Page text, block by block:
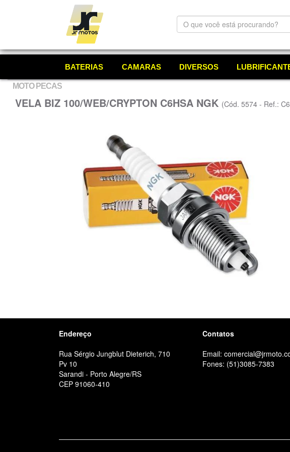
O
que
está
BATERIAS CAMARAS DIVERSOS
MOTO PECAS
VELA BIZ 100/WEB/CRYPTON C6HSA NGK (Cód. 5574 - Ref.:
Endereço
Rua Sérgio Jungblut Dieterich, 710
Pv 10
Sarandi - Porto Alegre/RS
CEP 91060-410
Contatos
Email:
Fones: (51)3085-7383